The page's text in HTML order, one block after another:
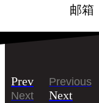
邮箱
Prev
Previous
Next
Next